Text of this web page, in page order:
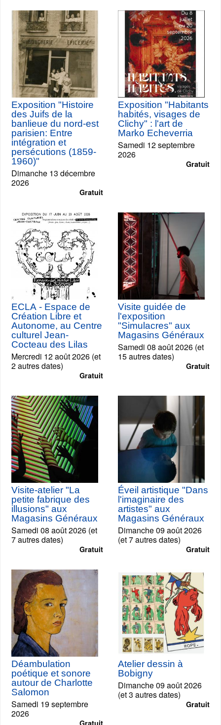
Exposition "Histoire
des Juifs de la
banlieue du nord-est
parisien: Entre
intégration et
persécutions (1859-
1960)"
Dimanche 13 décembre
2026
Gratuit
Exposition "Habitants
habités, visages de
Clichy" : l'art de
Marko Echeverria
Samedi 12 septembre
2026
Gratuit
ECLA - Espace de
Création Libre et
Autonome, au Centre
culturel Jean-
Cocteau des Lilas
Mercredi 12 août 2026 (et
2 autres dates)
Gratuit
Visite guidée de
l'exposition
"Simulacres" aux
Magasins Généraux
Samedi 08 août 2026 (et
15 autres dates)
Gratuit
Visite-atelier "La
petite fabrique des
illusions" aux
Magasins Généraux
Samedi 08 août 2026 (et
7 autres dates)
Gratuit
Éveil artistique "Dans
l'imaginaire des
artistes" aux
Magasins Généraux
Dimanche 09 août 2026
(et 7 autres dates)
Gratuit
Déambulation
poétique et sonore
autour de Charlotte
Salomon
Samedi 19 septembre
2026
Atelier dessin à
Bobigny
Dimanche 09 août 2026
(et 3 autres dates)
Gratuit